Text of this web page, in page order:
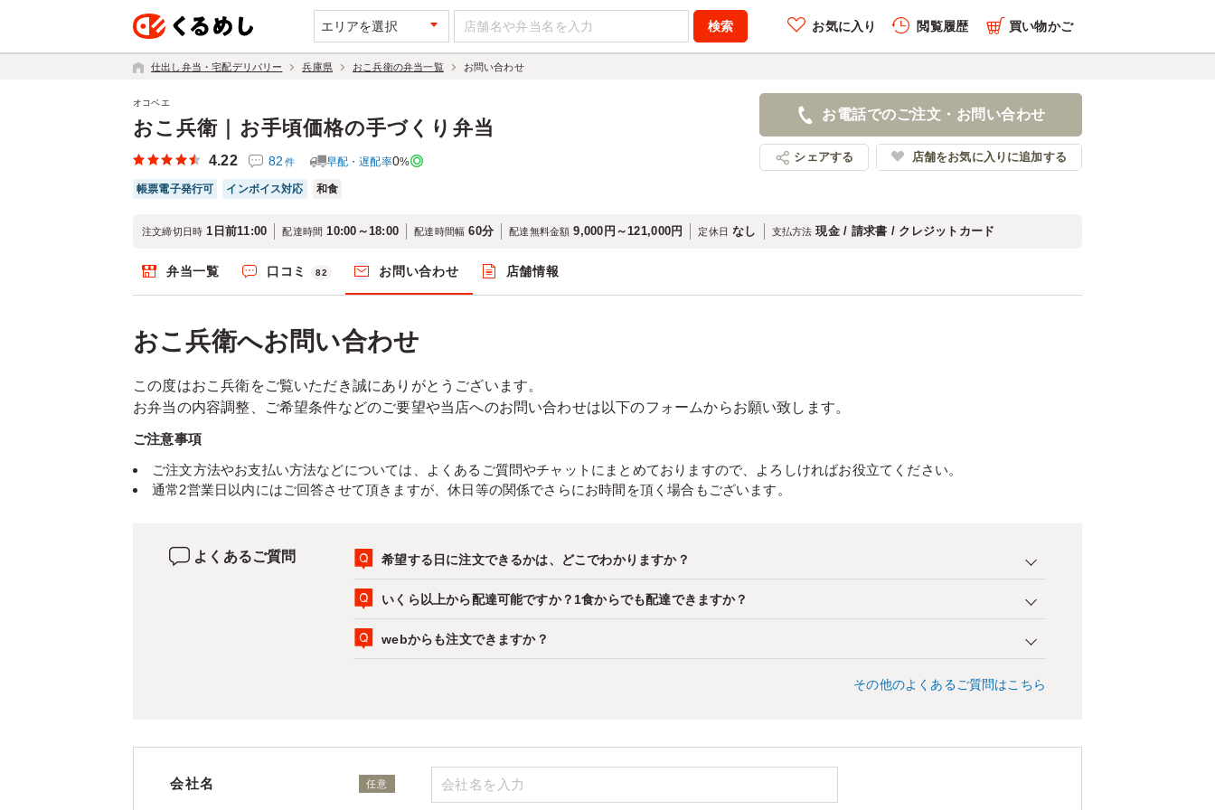
エリアを選択 お気に入り 閲覧履歴 買い物かご
仕出し弁当・宅配デリバリー 兵庫県 おこ兵衛の弁当一覧 お問い合わせ
おこ兵衛｜お手頃価格の手づくり弁当
オコベエ
4.22 82 件 早配・遅配率0%
帳票電子発行可 インボイス対応 和食
お電話でのご注文・お問い合わせ
シェアする 店舗をお気に入りに追加する
注文締切日時 1日前11:00 配達時間 10:00～18:00 配達時間幅 60分 配達無料金額 9,000円～121,000円 定休日 なし 支払方法 現金 / 請求書 / クレジットカード
弁当一覧 口コミ 82 お問い合わせ 店舗情報
おこ兵衛へお問い合わせ
この度はおこ兵衛をご覧いただき誠にありがとうございます。
お弁当の内容調整、ご希望条件などのご要望や当店へのお問い合わせは以下のフォームからお願い致します。
ご注意事項
ご注文方法やお支払い方法などについては、よくあるご質問やチャットにまとめておりますので、よろしければお役立てください。
通常2営業日以内にはご回答させて頂きますが、休日等の関係でさらにお時間を頂く場合もございます。
よくあるご質問 希望する日に注文できるかは、どこでわかりますか？
いくら以上から配達可能ですか？1食からでも配達できますか？
webからも注文できますか？
その他のよくあるご質問はこちら
会社名 任意